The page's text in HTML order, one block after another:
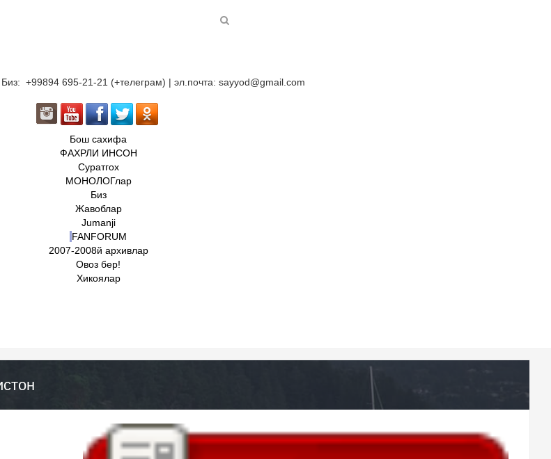
Биз: +99894 695-21-21 (+телеграм) | эл.почта: sayyod@gmail.com
Бош сахифа
ФАХРЛИ ИНСОН
Суратгох
МОНОЛОГлар
Биз
Жавоблар
Jumanji
FANFORUM
2007-2008й архивлар
Овоз бер!
Хикоялар